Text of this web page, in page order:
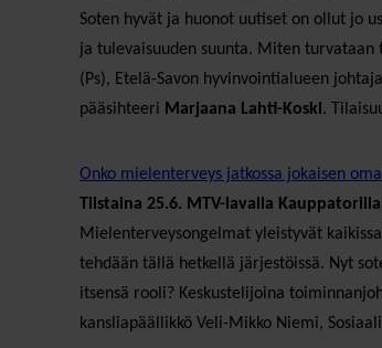
Soten hyvät ja huonot uutiset on ollut jo
ja tulevaisuuden suunta. Miten turvataan
(Ps), Etelä-Savon hyvinvointialueen johtaja
pääsihteeri Marjaana Lahti-Koski.
Onko mielenterveys jatkossa jokaisen
Tiistaina 25.6. MTV-lavalla
Mielenterveysongelmat yleistyvät
tehdään tällä hetkellä järjestöissä. Nyt
itsensä rooli? Keskustelijoina
kansliapäällikkö Veli-Mikko Niemi,